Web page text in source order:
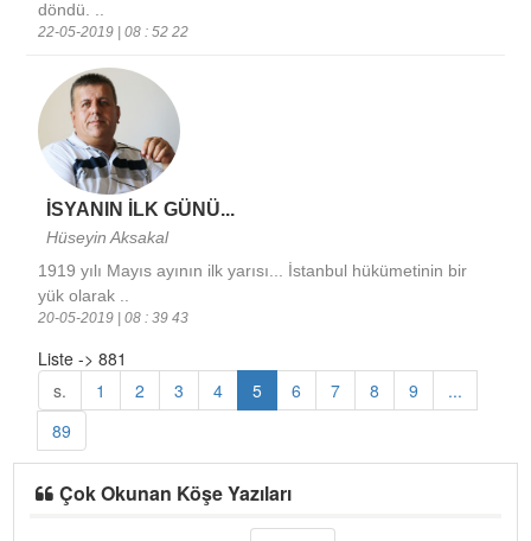
döndü. ..
22-05-2019 | 08 : 52 22
İSYANIN İLK GÜNÜ...
Hüseyin Aksakal
1919 yılı Mayıs ayının ilk yarısı... İstanbul hükümetinin bir
yük olarak ..
20-05-2019 | 08 : 39 43
Liste -> 881
s.
1 2 3 4 5 6 7 8 9
...
89
Çok Okunan Köşe Yazıları